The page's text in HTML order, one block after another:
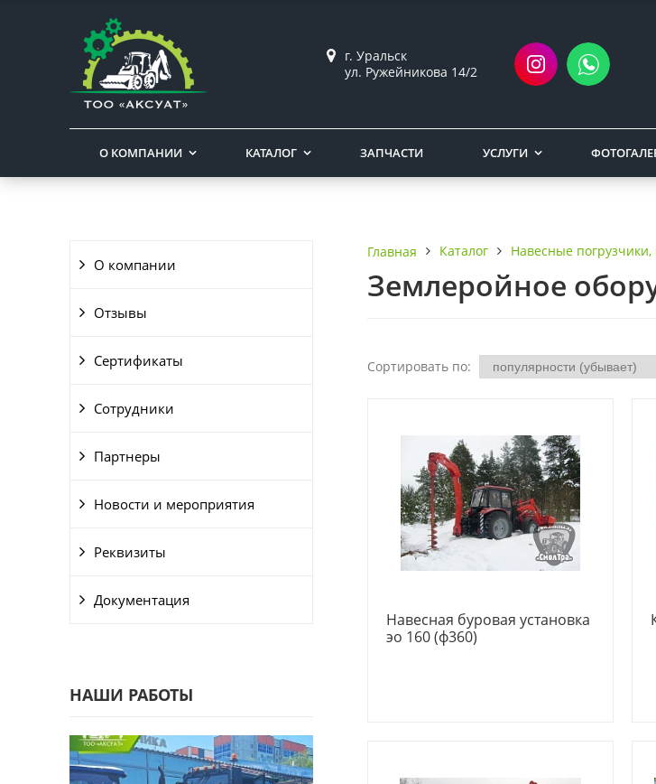
г. Уральск
ул. Ружейникова 14/2
О КОМПАНИИ КАТАЛОГ ЗАПЧАСТИ УСЛУГИ
О компании
Отзывы
Сертификаты
Сотрудники
Партнеры
Новости и мероприятия
Реквизиты
Документация
НАШИ РАБОТЫ
Главная Каталог Навесные
Землеройное
Сортировать по:
Навесная буровая установка
эо 160 (ф360)